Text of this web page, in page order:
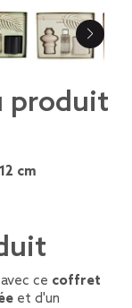
produit
cm
ce coffret
et d'un